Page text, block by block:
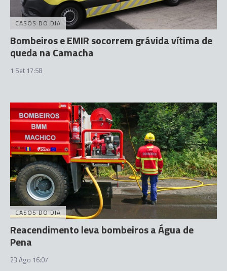
CASOS DO DIA
Bombeiros e EMIR socorrem grávida vítima de
queda na Camacha
1 Set 17:58
CASOS DO DIA
Reacendimento leva bombeiros a Água de
Pena
23 Ago 16:07